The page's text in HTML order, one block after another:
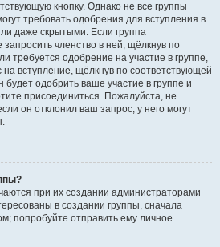
кнопку. Однако не все группы
требовать одобрения для вступления в
даже скрытыми. Если группа
членство в ней, щёлкнув по
требуется одобрение на участие в группе,
вступление, щёлкнув по соответствующей
одобрить ваше участие в группе и
присоединиться. Пожалуйста, не
он отклонил ваш запрос; у него могут
при их создании администраторами
в создании группы, сначала
попробуйте отправить ему личное